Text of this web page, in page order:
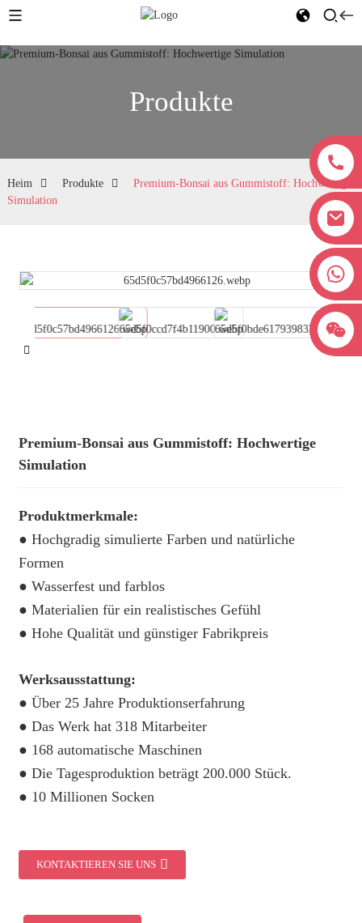
+8618038381627
Produkte
Heim Produkte
Premium-Bonsai aus Gummistoff: Hochwertige
Simulation
Premium-Bonsai aus Gummistoff: Hochwertige
Simulation
Produktmerkmale:
● Hochgradig simulierte Farben und natürliche
Formen
● Wasserfest und farblos
● Materialien für ein realistisches Gefühl
● Hohe Qualität und günstiger Fabrikpreis
Werksausstattung:
● Über 25 Jahre Produktionserfahrung
● Das Werk hat 318 Mitarbeiter
● 168 automatische Maschinen
● Die Tagesproduktion beträgt 200.000 Stück.
● 10 Millionen Socken
KONTAKTIEREN SIE UNS